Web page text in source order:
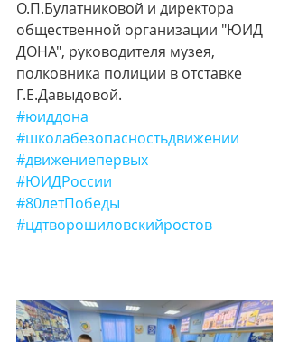
О.П.Булатниковой и директора
общественной организации "ЮИД
ДОНА", руководителя музея,
полковника полиции в отставке
Г.Е.Давыдовой.
#юиддона
#школабезопасностьдвижении
#движениепервых
#ЮИДРоссии
#80летПобеды
#цдтворошиловскийростов